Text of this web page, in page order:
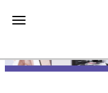
Toggle navigation